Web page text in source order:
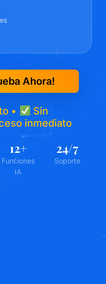
Ahora!
•
Sin
inmediato
12+
Funciones
IA
24/7
Soporte